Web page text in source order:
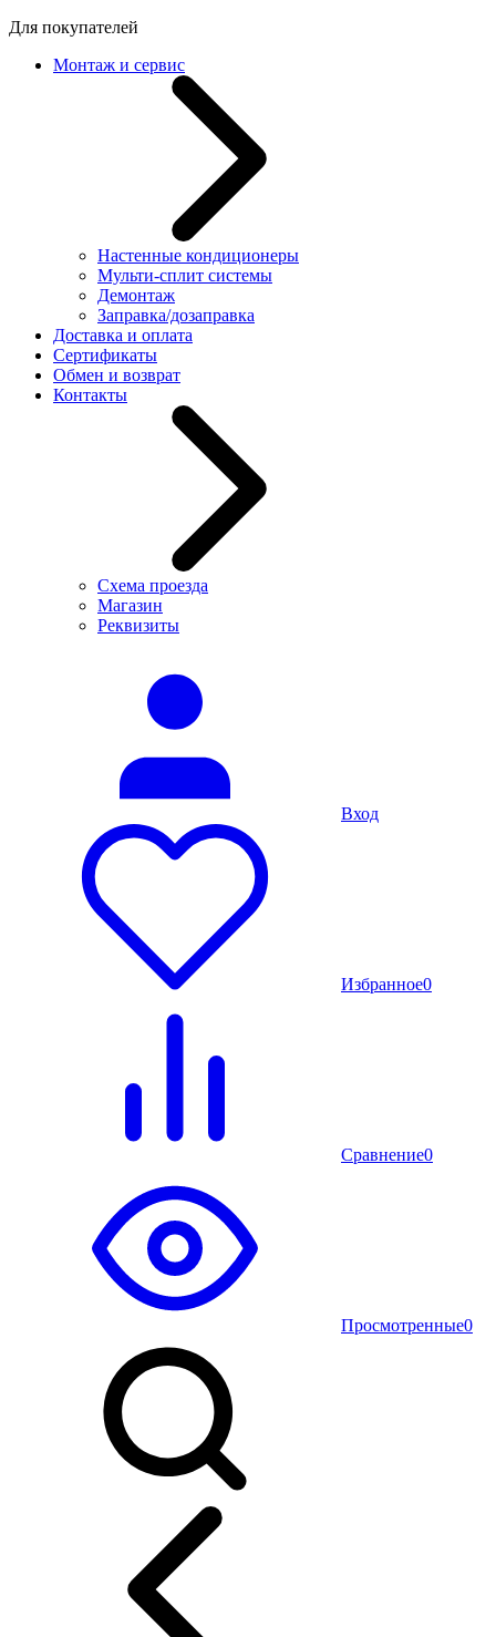
Для покупателей
Монтаж и сервис
Настенные кондиционеры
Мульти-сплит системы
Демонтаж
Заправка/дозаправка
Доставка и оплата
Сертификаты
Обмен и возврат
Контакты
Схема проезда
Магазин
Реквизиты
Вход
Избранное0
Сравнение0
Просмотренные0